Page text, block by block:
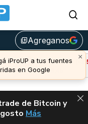
library_addAgreganos
×
iProUP a tus fuentes
en Google
Avalanche (-3,52%)
u$s 6,45
de Bitcoin y
VUELVE EL
Más